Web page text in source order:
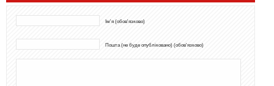
Ім'я (обов'язково)
Пошта (не буде опубліковано) (обов'язково)